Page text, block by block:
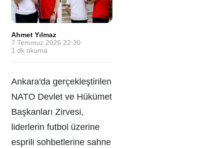
Ahmet Yılmaz·
7 Temmuz 2026 22:30 ·
1 dk okuma
Ankara'da gerçekleştirilen
NATO Devlet ve Hükümet
Başkanları Zirvesi,
liderlerin futbol üzerine
esprili sohbetlerine sahne